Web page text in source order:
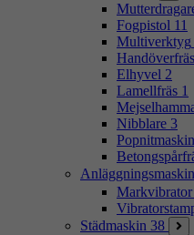
Fogpistol 11
Multiverktyg
Handöverfräs
Elhyvel 2
Lamellfräs 1
Nibblare 3
Popnitmaskin
Anläggningsmaskin
Markvibrator
Städmaskin 38